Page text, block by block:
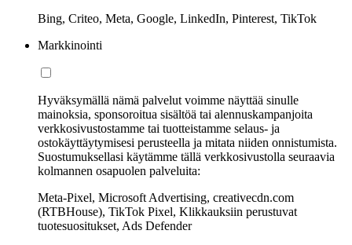
Bing, Criteo, Meta, Google, LinkedIn, Pinterest, TikTok
Markkinointi
Hyväksymällä nämä palvelut voimme näyttää sinulle
mainoksia, sponsoroitua sisältöä tai alennuskampanjoita
verkkosivustostamme tai tuotteistamme selaus- ja
ostokäyttäytymisesi perusteella ja mitata niiden onnistumista.
Suostumuksellasi käytämme tällä verkkosivustolla seuraavia
kolmannen osapuolen palveluita:
Meta-Pixel, Microsoft Advertising, creativecdn.com
(RTBHouse), TikTok Pixel, Klikkauksiin perustuvat
tuotesuositukset, Ads Defender